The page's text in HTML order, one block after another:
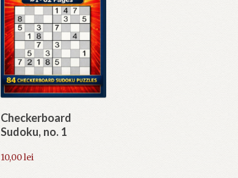
Checkerboard
Sudoku, no. 1
10,00lei